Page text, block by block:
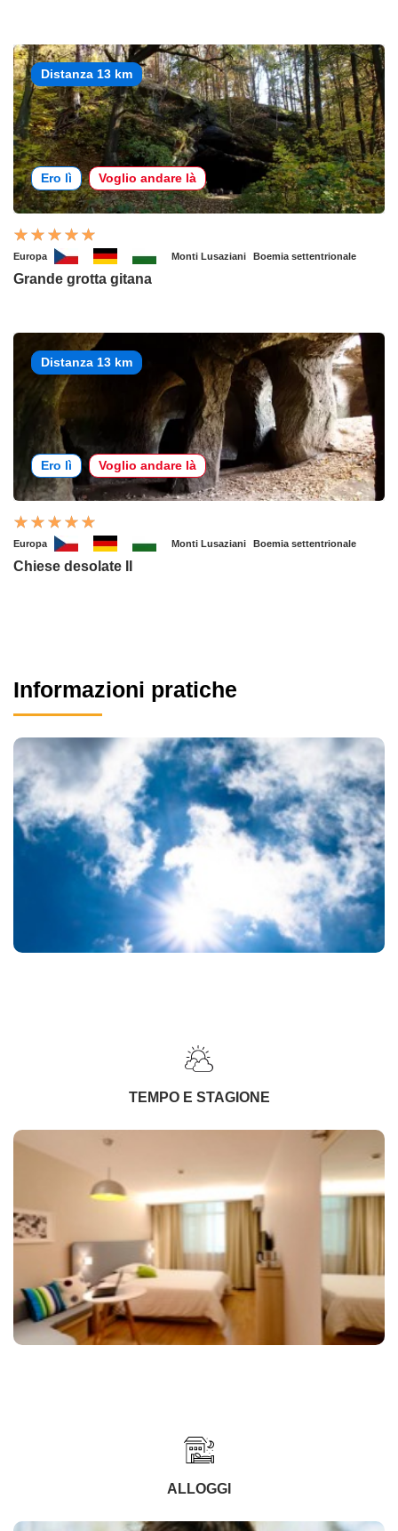
Distanza 13 km
Ero lì Voglio andare là
Europa Monti Lusaziani Boemia settentrionale
Grande grotta gitana
Distanza 13 km
Ero lì Voglio andare là
Europa Monti Lusaziani Boemia settentrionale
Chiese desolate II
Informazioni pratiche
TEMPO E STAGIONE
ALLOGGI